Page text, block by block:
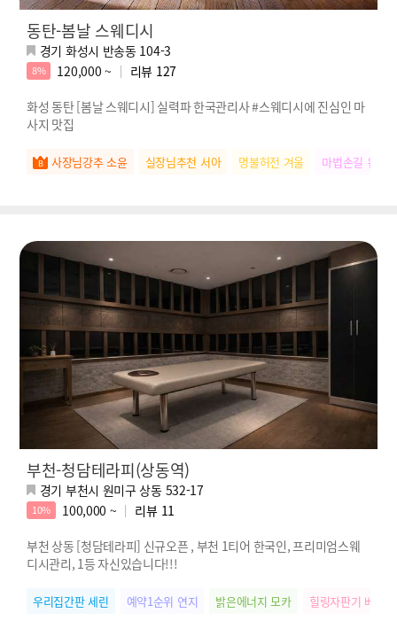
동탄-봄날 스웨디시
경기 화성시 반송동 104-3
8% 120,000 ~ 리뷰 127
화성 동탄 [봄날 스웨디시] 실력파 한국관리사 #스웨디시에 진심인 마
사지 맛집
사장님강추 소윤 실장님추천 서아 명불허전 겨울 마법손길 유미
부천-청담테라피(상동역)
경기 부천시 원미구 상동 532-17
10% 100,000 ~ 리뷰 11
부천 상동 [청담테라피] 신규오픈 , 부천 1티어 한국인, 프리미엄스웨
디시관리, 1등 자신있습니다!!!
우리집간판 세린 예약1순위 연지 밝은에너지 모카 힐링자판기 베베